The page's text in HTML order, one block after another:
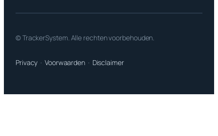
© TrackerSystem. Alle rechten voorbehouden.
Privacy · Voorwaarden · Disclaimer